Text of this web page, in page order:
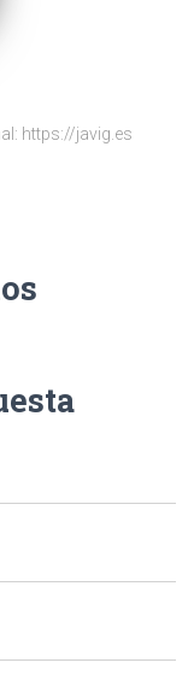
https://javig.es